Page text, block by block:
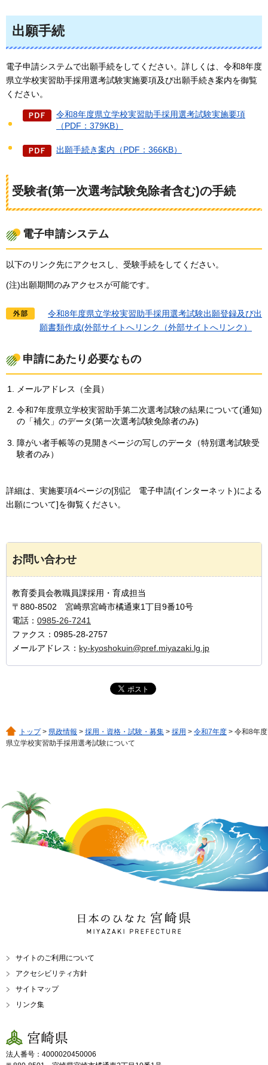
出願手続
電子申請システムで出願手続をしてください。詳しくは、令和8年度
県立学校実習助手採用選考試験実施要項及び出願手続き案内を御覧
ください。
令和8年度県立学校実習助手採用選考試験実施要項
（PDF：379KB）
出願手続き案内（PDF：366KB）
受験者(第一次選考試験免除者含む)の手続
電子申請システム
以下のリンク先にアクセスし、受験手続をしてください。
(注)出願期間のみアクセスが可能です。
令和8年度県立学校実習助手採用選考試験出願登録及び出
願書類作成(外部サイトへリンク（外部サイトへリンク）
申請にあたり必要なもの
メールアドレス（全員）
令和7年度県立学校実習助手第二次選考試験の結果について(通知)
の「補欠」のデータ(第一次選考試験免除者のみ)
障がい者手帳等の見開きページの写しのデータ（特別選考試験受
験者のみ）
詳細は、実施要項4ページの[別記 電子申請(インターネット)による
出願について]を御覧ください。
お問い合わせ
教育委員会教職員課採用・育成担当
〒880-8502 宮崎県宮崎市橘通東1丁目9番10号
電話： 0985-26-7241
ファクス：0985-28-2757
メールアドレス： ky-kyoshokuin@pref.miyazaki.lg.jp
トップ> 県政情報 > 採用・資格・試験・募集 > 採用 > 令和7年度 > 令和8年度
県立学校実習助手採用選考試験について
日本のひなた 宮崎県
MIYAZAKI PREFECTURE
サイトのご利用について
アクセシビリティ方針
サイトマップ
リンク集
宮崎県
法人番号：4000020450006